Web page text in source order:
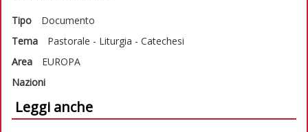
Tipo
Documento
Tema
Pastorale - Liturgia - Catechesi
Area
EUROPA
Nazioni
Leggi anche